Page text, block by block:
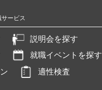
サービス
説明会を探す
就職イベントを探す
適性検査